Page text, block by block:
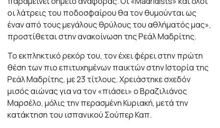
οι λάτρεις του ποδοσφαίρου θα τον θυμούνται ως
έναν από τους μεγάλους θρύλους του αθλήματός μας»,
προστίθεται στην ανακοίνωση της Ρεάλ Μαδρίτης.
Το εκπληκτικό ρεκόρ του, τον έχει φέρει στην πρώτη
θέση των πιο επιτυχημένων παικτών στην Ιστορία της
Ρεάλ Μαδρίτης, με 23 τίτλους. Χρειάστηκε σχεδόν
μισός αιώνας για να τον «πιάσει» ο Βραζιλιάνος
Μαρσέλο, μόλις την περασμένη Κυριακή, μετά την
κατάκτηση του ισπανικού Σούπερ Καπ.